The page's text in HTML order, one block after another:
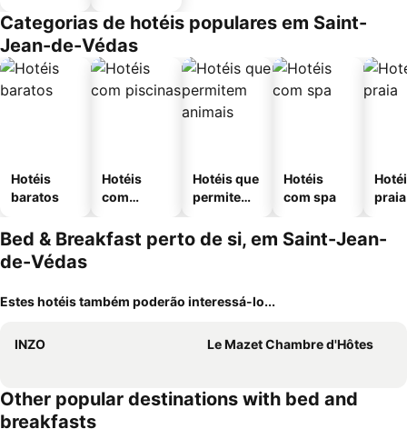
Categorias de hotéis populares em Saint-
Jean-de-Védas
Hotéis
baratos
Hotéis
com
Hotéis que
permitem
Hotéis
com spa
praia
Bed & Breakfast perto de si, em Saint-Jean-
de-Védas
Estes hotéis também poderão interessá-lo...
INZO Le Mazet Chambre d'Hôtes
Other popular destinations with bed and
breakfasts